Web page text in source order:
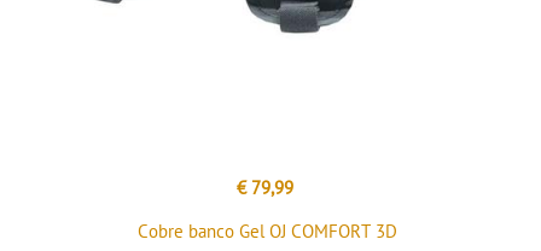
€ 79,99
Cobre banco Gel OJ COMFORT 3D